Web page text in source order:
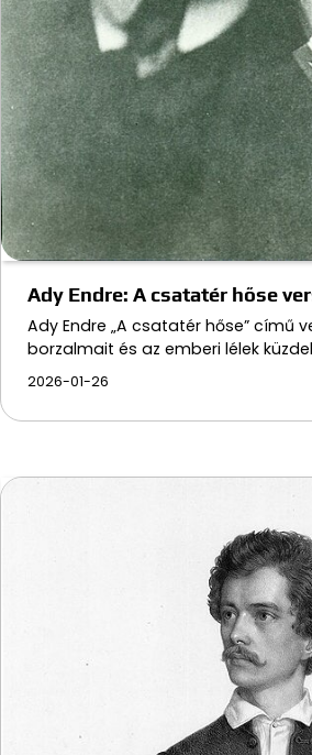
Ady Endre: A csatatér hőse
Ady Endre „A csatatér hőse” című
borzalmait és az emberi lélek
2026-01-26